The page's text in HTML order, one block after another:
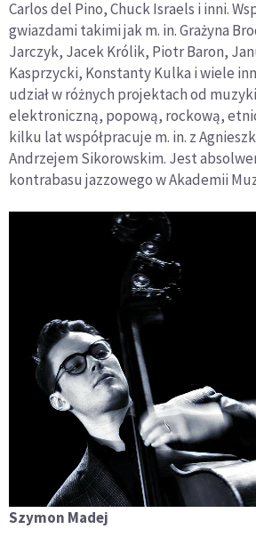
Carlos del Pino, Chuck Israels i inni.
gwiazdami takimi jak m. in. Grażyna
Jarczyk, Jacek Królik, Piotr Baron,
Kasprzycki, Konstanty Kulka i wiele
udział w różnych projektach od
elektroniczną, popową, rockową,
kilku lat współpracuje m. in. z
Andrzejem Sikorowskim. Jest
kontrabasu jazzowego w Akademii
Szymon Madej